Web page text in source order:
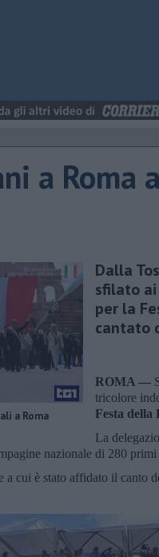
a Roma
a Roma
Dalla
sfilato
per la
cantato
ROMA —
tricolore
Festa della
La
nazionale di 280
a cui è stato affidato il canto